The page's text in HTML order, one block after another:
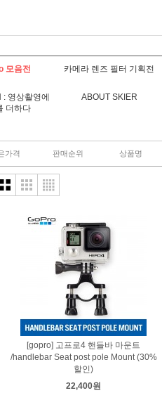
모음전 카메라 렌즈 필터 기획전
: 영상촬영에
더하다
ABOUT SKIER
가격 판매순위 상품명
[gopro] 고프로4 핸들바 마운트
/handlebar Seat post pole Mount (30%
할인)
22,400원